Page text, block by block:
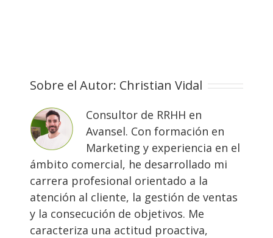
Sobre el Autor: Christian Vidal
Consultor de RRHH en
Avansel. Con formación en
Marketing y experiencia en el
ámbito comercial, he desarrollado mi
carrera profesional orientado a la
atención al cliente, la gestión de ventas
y la consecución de objetivos. Me
caracteriza una actitud proactiva,